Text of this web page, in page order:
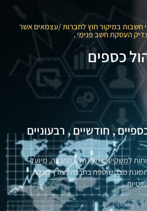
חשבות במיקור חוץ לחברות /עצמאים אשר
העסקת חשב פנימי .
כספים
, חודשיים , רבעוניים
למשקיעים ולהנהלת החברה, מיועד
מצב שוטפת בחברה לצורך קבלת